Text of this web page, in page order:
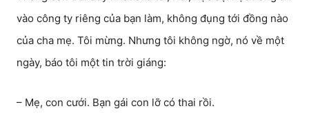
vào công ty riêng của bạn làm, không đụng tới đồng nào
của cha mẹ. Tôi mừng. Nhưng tôi không ngờ, nó về một
ngày, báo tôi một tin trời giáng:
– Mẹ, con cưới. Bạn gái con lỡ có thai rồi.